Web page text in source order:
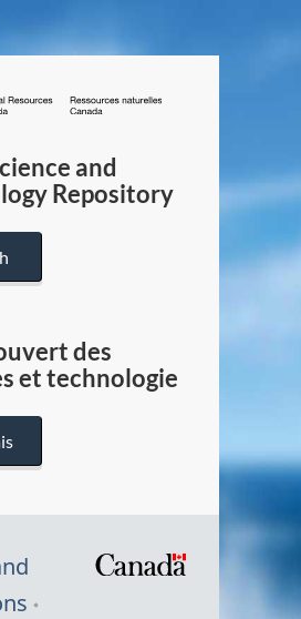
/
Canada
and
Repository
des
et technologie
Symbole